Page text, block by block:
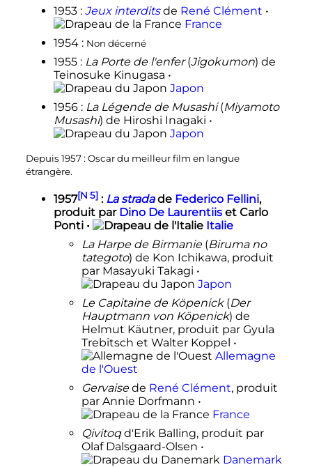
1953 : Jeux interditsde René Clément •
France
1954 : Non décerné
1955 : La Porte de l'enfer(Jigokumon) de
Teinosuke Kinugasa •
Japon
1956 : La Légende de Musashi(Miyamoto
Musashi) de Hiroshi Inagaki •
Japon
Depuis 1957 : Oscar du meilleur film en langue
étrangère.
1957[N 5] : La stradade Federico Fellini,
produit par Dino De Laurentiiset Carlo
Ponti •
Italie
La Harpe de Birmanie(Biruma no
tategoto) de Kon Ichikawa, produit
par Masayuki Takagi •
Japon
Le Capitaine de Köpenick(Der
Hauptmann von Köpenick) de
Helmut Käutner, produit par Gyula
Trebitsch et Walter Koppel •
Allemagne
de l'Ouest
Gervaisede René Clément, produit
par Annie Dorfmann •
France
Qivitoqd'Erik Balling, produit par
Olaf Dalsgaard-Olsen •
Danemark